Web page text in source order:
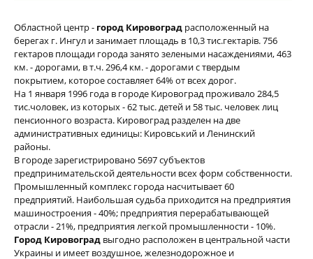
Областной центр - город Кировоград расположенный на
берегах г. Ингул и занимает площадь в 10,3 тис.гектарiв. 756
гектаров площади города занято зелеными насаждениями, 463
км. - дорогами, в т.ч. 296,4 км. - дорогами с твердым
покрытием, которое составляет 64% от всех дорог.
На 1 января 1996 года в городе Кировоград проживало 284,5
тис.чоловек, из которых - 62 тыс. детей и 58 тыс. человек лиц
пенсионного возраста. Кировоград разделен на две
административных единицы: Кировський и Ленинский
районы.
В городе зарегистрировано 5697 субъектов
предпринимательской деятельности всех форм собственности.
Промышленный комплекс города насчитывает 60
предприятий. Наибольшая судьба приходится на предприятия
машиностроения - 40%; предприятия перерабатывающей
отрасли - 21%, предприятия легкой промышленности - 10%.
Город Кировоград выгодно расположен в центральной части
Украины и имеет воздушное, железнодорожное и